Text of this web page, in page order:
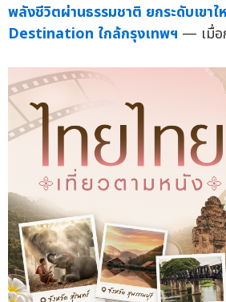
พลังชีวิตผ่านธรรมชาติ ยกระดับเขา
Destination ใกล้กรุงเทพฯ — เมื่อ